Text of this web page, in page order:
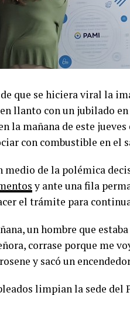
que se hiciera viral la
llanto con un jubilado
la mañana de este jueves
con combustible en el
medio de la polémica
y ante una fila
el trámite para
un hombre que
corrase porque me
y sacó un
limpian la sede